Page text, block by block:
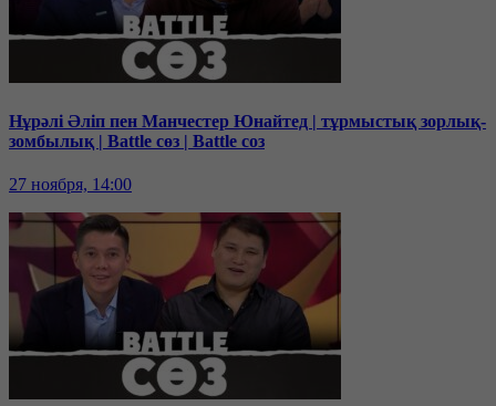
Нұрәлі Әліп пен Манчестер Юнайтед | тұрмыстық зорлық-
зомбылық | Battle сөз | Battle соз
27 ноября, 14:00